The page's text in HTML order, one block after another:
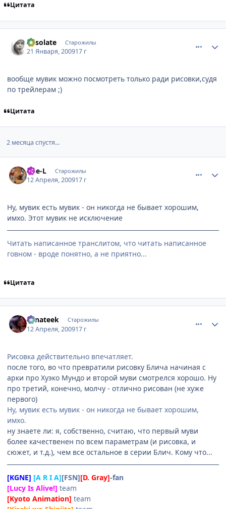
Цитата
desolate Старожилы
21 Января, 200917 г
вообще мувик можно посмотреть только ради рисовки,cудя
по трейлерам ;)
Цитата
2 месяца спустя...
Dee-L Старожилы
12 Апреля, 200917 г
Ну, мувик есть мувик - он никогда не бывает хорошим,
имхо. Этот мувик не исключение
Читать написанное транслитом, что читать написанное
говном - вроде понятно, а не приятно...
Цитата
Fanateek Старожилы
12 Апреля, 200917 г
Рисовка действительно впечатляет.
после того, во что превратили рисовку Блича начиная с
арки про Хуэко Мундо и второй муви смотрелся хорошо. Ну
про третий, конечно, молчу - отлично рисован (не хуже
первого)
Ну, мувик есть мувик - он никогда не бывает хорошим,
имхо.
ну знаете ли: я, собственно, считаю, что первый муви
более качественен по всем параметрам (и рисовка, и
сюжет, и т.д.), чем все остальное в серии Блич. Кому что...
[KGNE] [A R I A][FSN][D. Gray]-fan
[Lucy Is Alive!] team
[Kyoto Animation] team